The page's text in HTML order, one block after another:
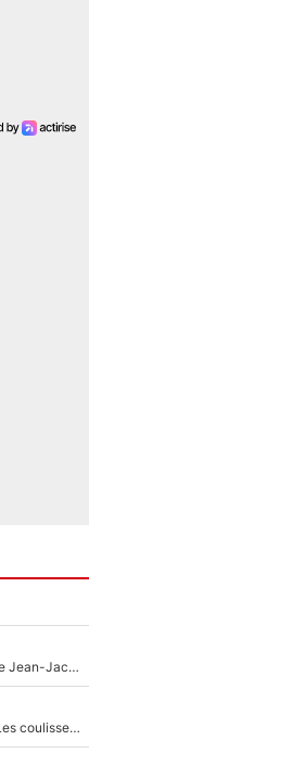
Un documentaire avec Zinedine Zidane : Comme Jean-Jacques Goldman et Mylène Farmer, le nouveau sélectionneur de l'équipe de France a recalé une journaliste très connue
Le PSG comme seule option après Barcelone ? Les coulisses de la signature historique de Lionel Messi sont révélées au grand jour !